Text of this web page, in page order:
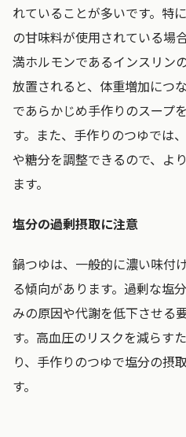
れていることが多いです。特
の甘味料が使用されている場
満ホルモンであるインスリン
放置されると、体重増加につ
であらかじめ手作りのスープ
す。また、手作りのつゆでは
や糖分を調整できるので、よ
ます。
塩分の過剰摂取に注意
鍋つゆは、一般的に濃い味付
る傾向があります。過剰な塩
みの原因や代謝を低下させる
す。高血圧のリスクを減らす
り、手作りのつゆで塩分の摂
す。